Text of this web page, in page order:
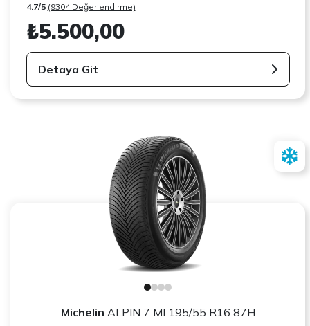
4.7/5 (9304 Değerlendirme)
₺5.500,00
Detaya Git
Michelin ALPIN 7 MI 195/55 R16 87H